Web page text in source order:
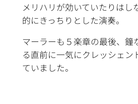
メリハリが効いていたりはし
的にきっちりとした演奏。
マーラーも５楽章の最後、鐘
る直前に一気にクレッシェン
ていました。